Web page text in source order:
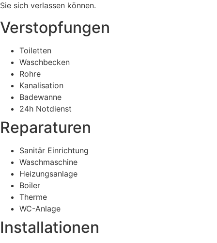
Sie sich verlassen können.
Verstopfungen
Toiletten
Waschbecken
Rohre
Kanalisation
Badewanne
24h Notdienst
Reparaturen
Sanitär Einrichtung
Waschmaschine
Heizungsanlage
Boiler
Therme
WC-Anlage
Installationen